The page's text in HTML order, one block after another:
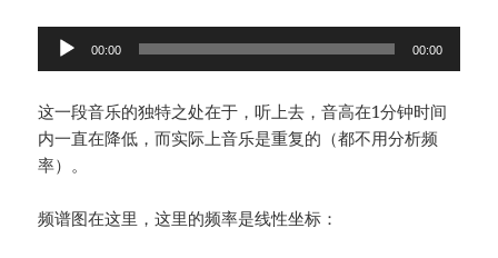
频
放
器
00:00 00:00
这一段音乐的独特之处在于，听上去，音高在1分钟时间
内一直在降低，而实际上音乐是重复的（都不用分析频
率）。
频谱图在这里，这里的频率是线性坐标：